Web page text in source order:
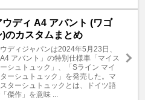
ウディ A4 アバント (ワゴ
)のカスタムまとめ
ディジャパンは2024年5月23日、
A4 アバント」の特別仕様車「マイス
シュトュック」、「Sライン マイ
ーシュトュック」を発売した。マ
ターシュトュックとは、ドイツ語
傑作」を意味 ...